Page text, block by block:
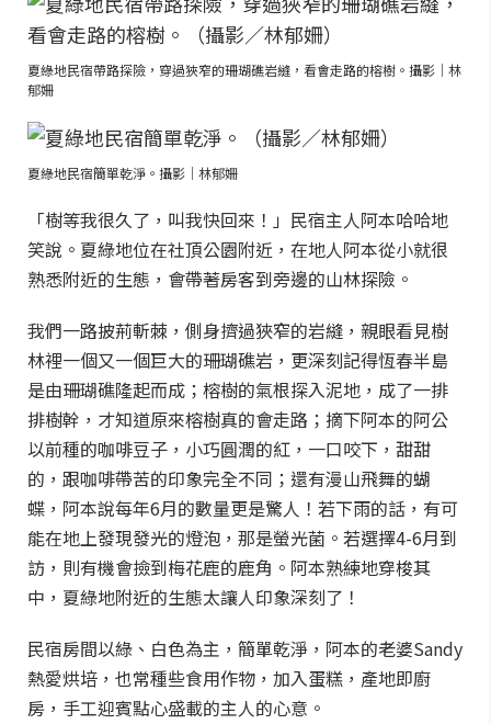
夏綠地民宿帶路探險，穿過狹窄的珊瑚礁岩縫，看會走路的榕樹。攝影｜林
郁姍
夏綠地民宿簡單乾淨。攝影｜林郁姍
「樹等我很久了，叫我快回來！」民宿主人阿本哈哈地
笑說。夏綠地位在社頂公園附近，在地人阿本從小就很
熟悉附近的生態，會帶著房客到旁邊的山林探險。
我們一路披荊斬棘，側身擠過狹窄的岩縫，親眼看見樹
林裡一個又一個巨大的珊瑚礁岩，更深刻記得恆春半島
是由珊瑚礁隆起而成；榕樹的氣根探入泥地，成了一排
排樹幹，才知道原來榕樹真的會走路；摘下阿本的阿公
以前種的咖啡豆子，小巧圓潤的紅，一口咬下，甜甜
的，跟咖啡帶苦的印象完全不同；還有漫山飛舞的蝴
蝶，阿本說每年6月的數量更是驚人！若下雨的話，有可
能在地上發現發光的燈泡，那是螢光菌。若選擇4-6月到
訪，則有機會撿到梅花鹿的鹿角。阿本熟練地穿梭其
中，夏綠地附近的生態太讓人印象深刻了！
民宿房間以綠、白色為主，簡單乾淨，阿本的老婆Sandy
熱愛烘培，也常種些食用作物，加入蛋糕，產地即廚
房，手工迎賓點心盛載的主人的心意。